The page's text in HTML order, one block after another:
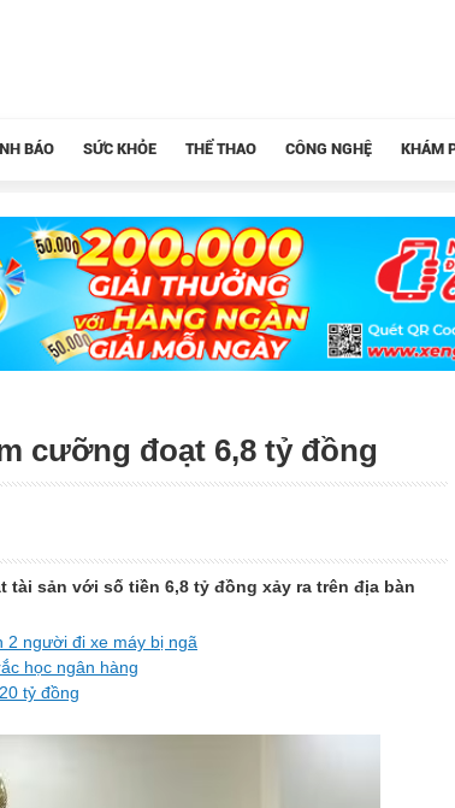
BÁO SỨC KHỎE THỂ THAO CÔNG NGHỆ KHÁM
cưỡng đoạt 6,8 tỷ đồng
sản với số tiền 6,8 tỷ đồng xảy ra trên địa bàn
2 người đi xe máy bị ngã
học ngân hàng
tỷ đồng